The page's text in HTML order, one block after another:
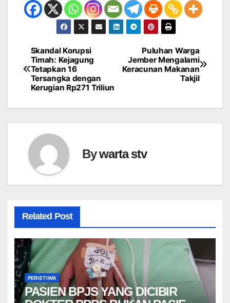
Navigasi
pos
Puluhan Warga
Jember Mengalami
Keracunan Makanan
Takjil
Skandal Korupsi
Timah: Kejagung
Tetapkan 16
Tersangka dengan
Kerugian Rp271 Triliun
Bywarta stv
Related Post
PERISTIWA
PASIEN BPJS YANG DICIBIR